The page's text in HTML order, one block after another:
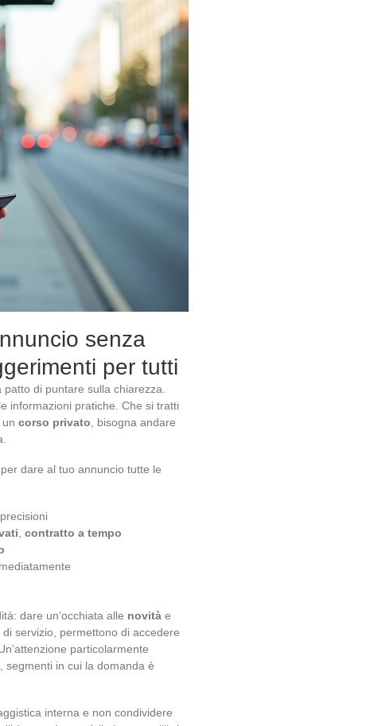
senza
per tutti
di puntare sulla chiarezza.
informazioni pratiche. Che si tratti
corso privato , bisogna andare
dare al tuo annuncio tutte le
contratto a tempo
dare un’occhiata alle novità e
servizio, permettono di accedere
particolarmente
, segmenti in cui la domanda è
interna e non condividere